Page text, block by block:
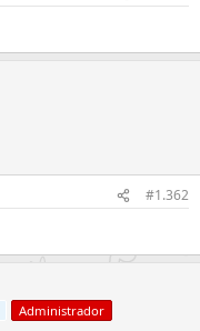
#1.362
Administrador